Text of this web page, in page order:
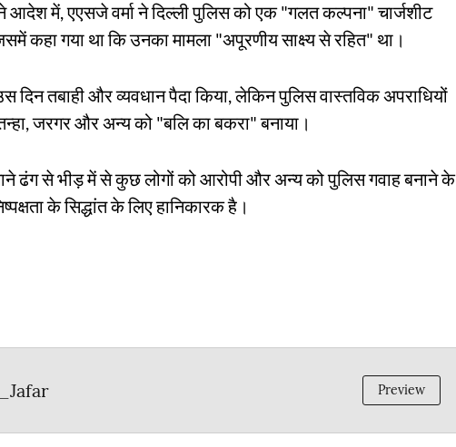
में, एएसजे वर्मा ने दिल्ली पुलिस को एक "गलत कल्पना" चार्जशीट
कहा गया था कि उनका मामला "अपूरणीय साक्ष्य से रहित" था।
दिन तबाही और व्यवधान पैदा किया, लेकिन पुलिस वास्तविक अपराधियों
जरगर और अन्य को "बलि का बकरा" बनाया।
ढंग से भीड़ में से कुछ लोगों को आरोपी और अन्य को पुलिस गवाह बनाने के
के सिद्धांत के लिए हानिकारक है।
Preview